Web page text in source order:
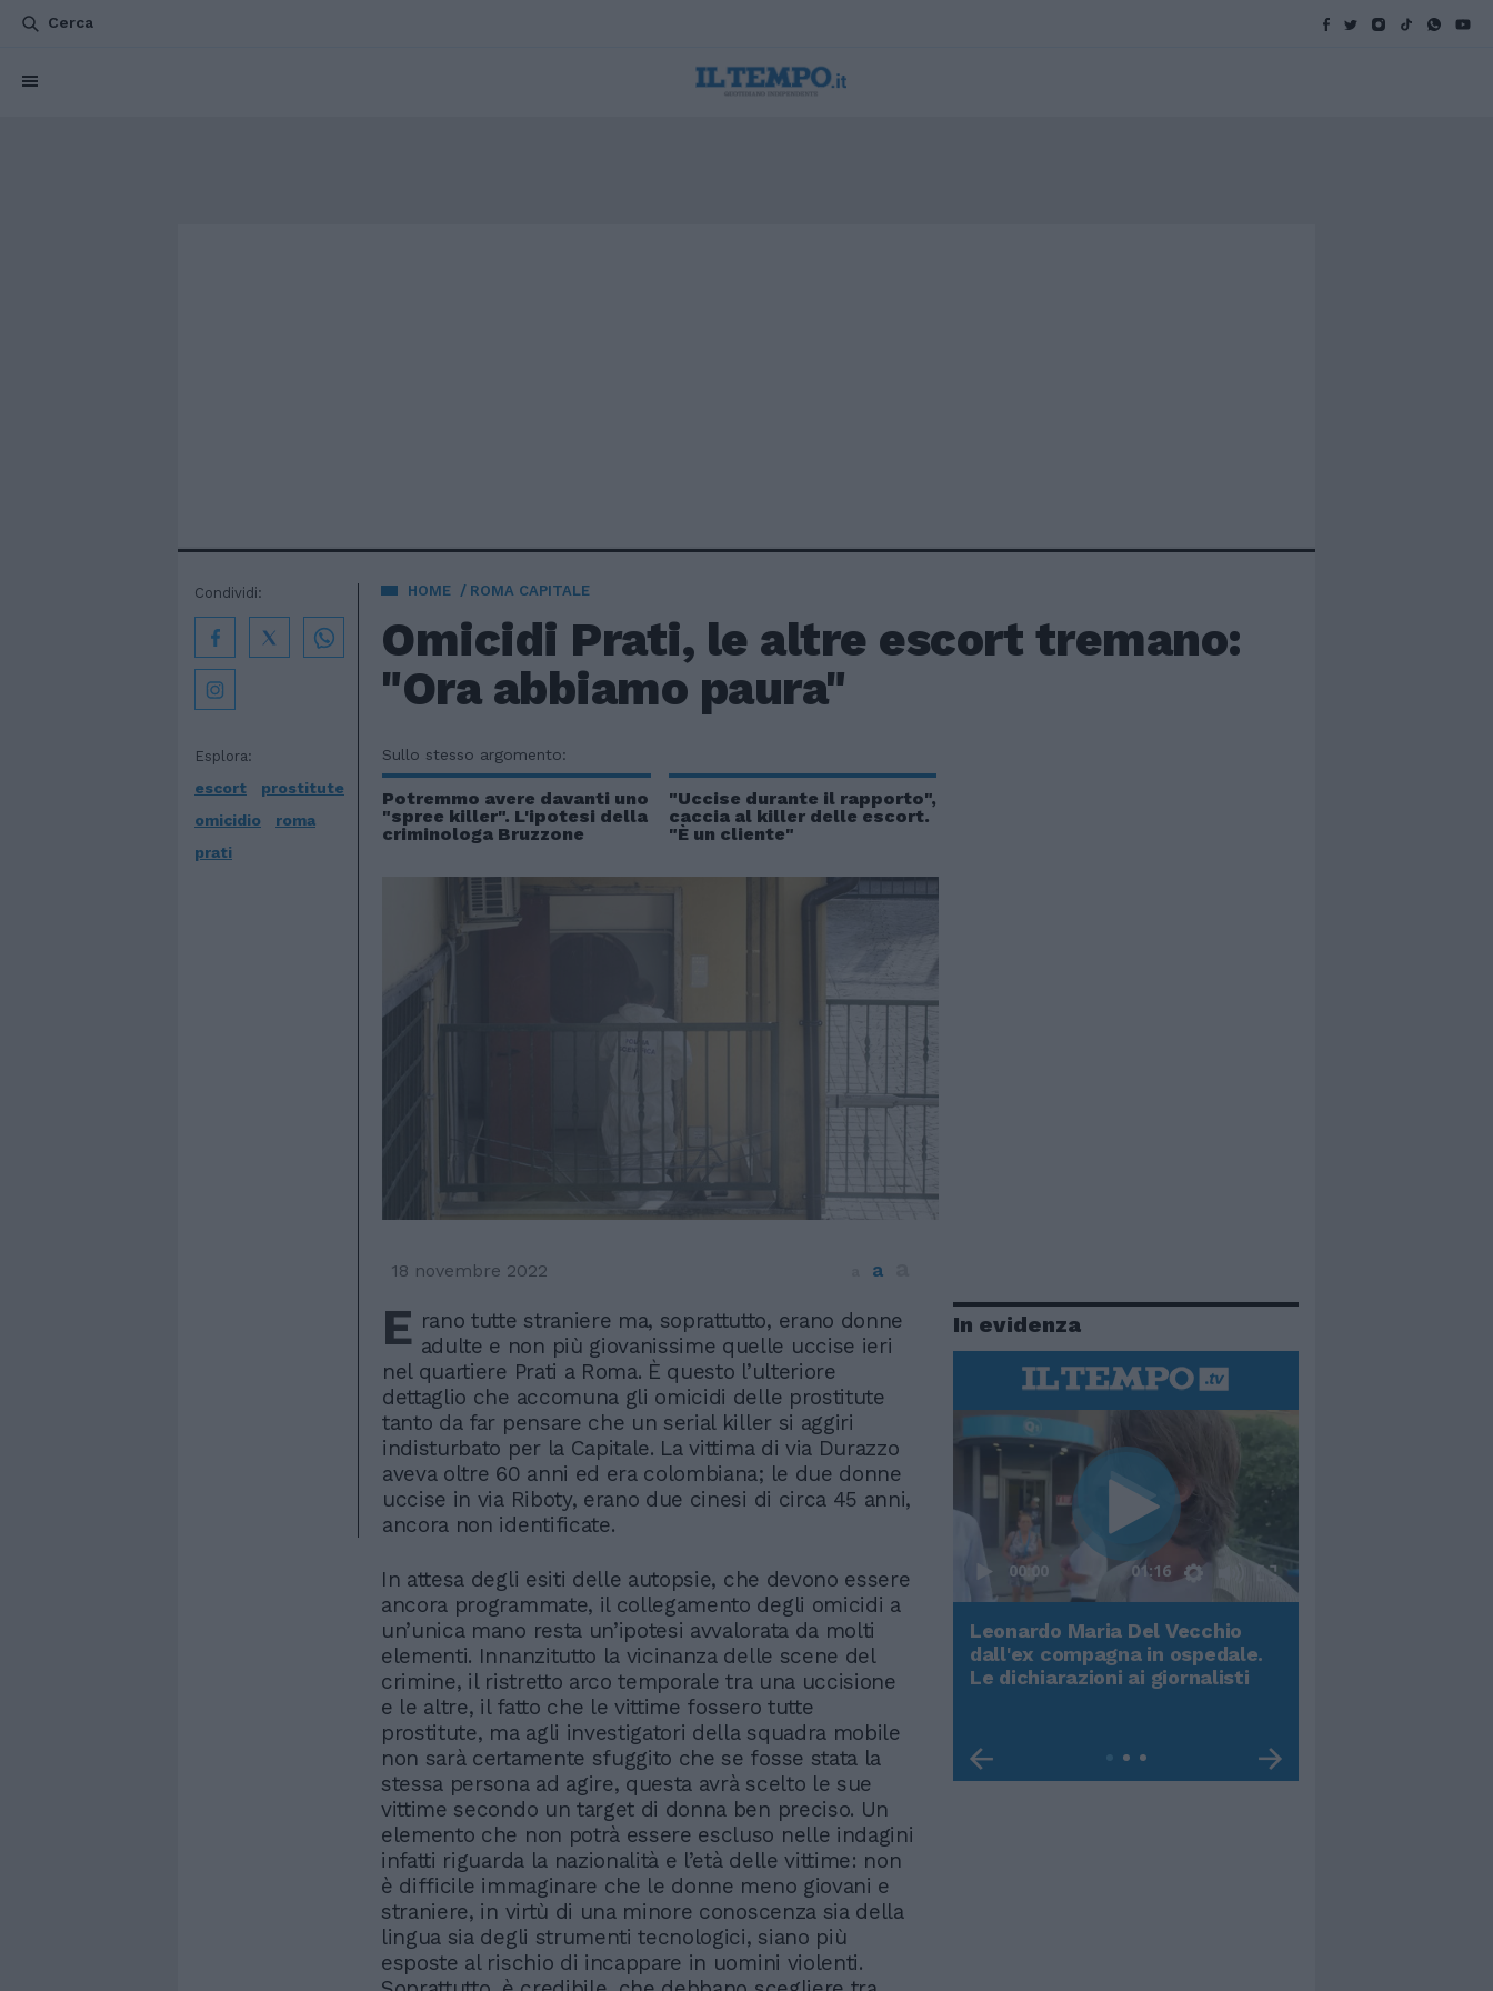
Cerca
HOME ROMA CAPITALE
Omicidi Prati, le altre escort tremano:
"Ora abbiamo paura"
Esplora:
escort
prostitute
omicidio
roma
prati
Condividi:
Sullo stesso argomento:
Potremmo avere davanti uno
"spree killer". L'ipotesi della
criminologa Bruzzone
"Uccise durante il rapporto",
caccia al killer delle escort.
"È un cliente"
18 novembre 2022 a
E rano tutte straniere ma, soprattutto, erano donne
adulte e non più giovanissime quelle uccise ieri
nel quartiere Prati a Roma. È questo l’ulteriore
dettaglio che accomuna gli omicidi delle prostitute
tanto da far pensare che un serial killer si aggiri
indisturbato per la Capitale. La vittima di via Durazzo
aveva oltre 60 anni ed era colombiana; le due donne
uccise in via Riboty, erano due cinesi di circa 45 anni,
ancora non identificate.
In attesa degli esiti delle autopsie, che devono essere
ancora programmate, il collegamento degli omicidi a
un’unica mano resta un’ipotesi avvalorata da molti
elementi. Innanzitutto la vicinanza delle scene del
crimine, il ristretto arco temporale tra una uccisione
e le altre, il fatto che le vittime fossero tutte
prostitute, ma agli investigatori della squadra mobile
non sarà certamente sfuggito che se fosse stata la
stessa persona ad agire, questa avrà scelto le sue
vittime secondo un target di donna ben preciso. Un
elemento che non potrà essere escluso nelle indagini
infatti riguarda la nazionalità e l’età delle vittime: non
è difficile immaginare che le donne meno giovani e
straniere, in virtù di una minore conoscenza sia della
lingua sia degli strumenti tecnologici, siano più
esposte al rischio di incappare in uomini violenti.
In evidenza
Rudy Giuliani a Come States?
Trump, Meloni e la strategia
americana
00:00 01:16
Leonardo Maria Del Vecchio
dall'ex compagna in ospedale.
Le dichiarazioni ai giornalisti